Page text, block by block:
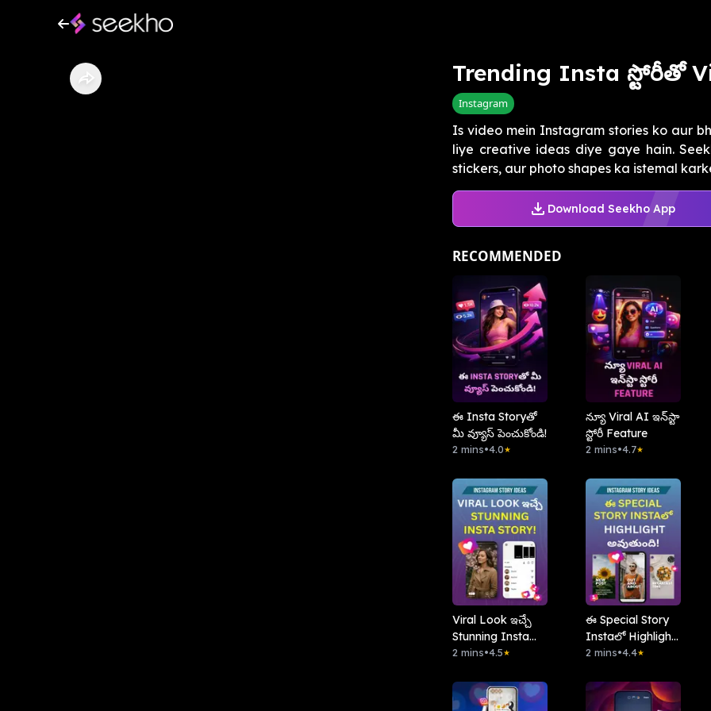
Trending Insta స్టోరీతో
Instagram
Is video mein Instagram stories ko aur
liye creative ideas diye gaye hain.
stickers, aur photo shapes ka istemal
Download Seekho App
RECOMMENDED
ఈ Insta Storyతో
మీ వ్యూస్ పెంచుకోండి!
2 mins•4.0★
న్యూ Viral AI ఇన్‌స్టా
స్టోరీ Feature
2 mins•4.7★
Viral Look ఇచ్చే
Stunning Insta
Story!
2 mins•4.5★
ఈ Special Story
Instaలో Highlight
అవుతుంది!
2 mins•4.4★